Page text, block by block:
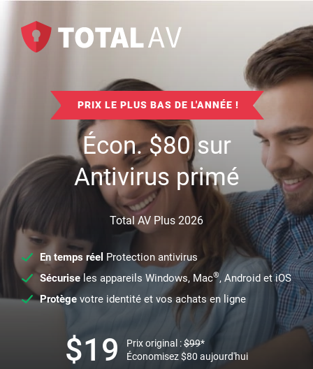
PRIX LE PLUS BAS DE L'ANNÉE !
Écon.$80sur
Antivirus primé
Total AV Plus 2026
En temps réel Protection antivirus
Sécuriseles appareils Windows, Mac®, Android et iOS
Protège votre identité et vos achats en ligne
$19 Prix original :$99*
Économisez$80 aujourd'hui